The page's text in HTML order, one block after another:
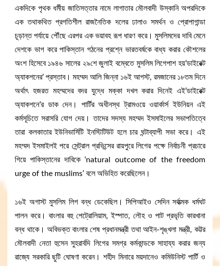
একদিকে পৃথক ধর্মীয় জাতিসত্তার নামে লাগাতার মৌলবাদী উস্কানি অপরদিকে
এক তথাকথিত প্রগতিশীল রাজনৈতিক দলের ঢালাও সমর্থন ও প্রোপাগান্ডা
চূড়ান্ত পর্যায়ে পৌঁছে এরপর এক ভয়াবহ রূপ ধারণ করে। মুসলিমদের দাবি মেনে
দেশকে ভাগ করে পাকিস্তান গঠনের প্রশ্নে ভারতবর্ষকে বাধ্য করার কৌশলের
অংশ হিসেবে ১৯৪৬ সালের ২৯শে জুলাই বম্বেতে মুসলিম লিগেপাশ হয়’ডাইরেক্ট
অ্যাকশনের’ প্রস্তাব। মহম্মদ আলি জিন্না ১৬ই আগস্ট, রমজানের ১৮তম দিনে
অর্থাৎ হজরত মহম্মদের বদর যুদ্ধে মক্কা দখল করার দিনেই এই’ডাইরেক্ট
অ্যাকশনে’র ডাক দেন। পার্টির অধীনস্থ ট্রামওয়ে ওয়ার্কার্স ইউনিয়ন এই
কর্মসূচিতে সরাসরি যোগ দেয়। তাদের সদস্য মহম্মদ ইসমাইলের সভাপতিত্বে
তারা কলকাতার ইউনিভার্সিটি ইনস্টিটিউট হলে চার ঘন্টাব্যাপী সভা করে। এই
মহম্মদ ইসমাইলই পরে সেন্ট্রাল প্রভিন্সের রায়পুরে লিগের পক্ষে নির্বাচনী প্রচারে
গিয়ে পাকিস্তানের দাবিকে ‘natural outcome of the freedom
urge of the muslims’ বলে অভিহিত করেছিলেন।
১৬ই অগাস্ট মুসলিম লিগ বন্ধ ডেকেছিল। সিপিআইও সেদিন সর্বাত্মক ধর্মঘট
পালন করে। বাংলার বহু পেট্রোলিয়াম, ইস্পাত, লৌহ ও পাট প্রভৃতি কারখানা
বন্ধ থাকে। অবিভক্ত বাংলার শেষ প্রধানমন্ত্রী তথা আইন-শৃঙ্খলা মন্ত্রী, কট্টর
মৌলবাদী নেতা হুসেন সুহরার্বদি লিগের সমগ্র কর্মকান্ডকে সাহায্য করার জন্য
রাজ্যে সরকারি ছুটি ঘোষণা করেন। শহীদ মিনারে ময়দানেও কমিউনিস্ট পার্টি ও